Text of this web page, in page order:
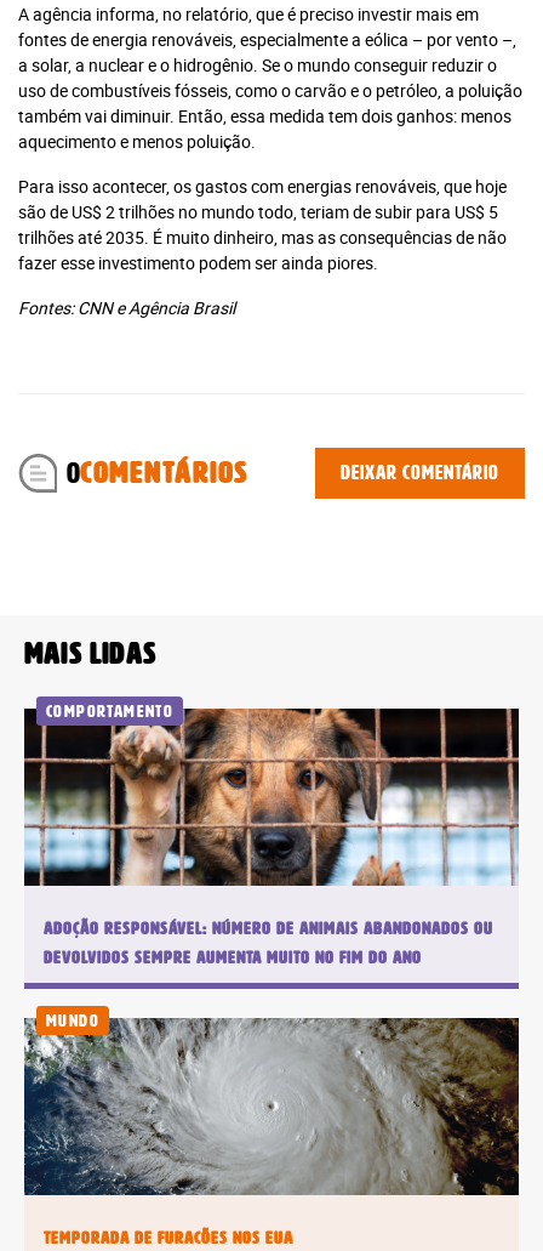
A agência informa, no relatório, que é preciso investir mais em
fontes de energia renováveis, especialmente a eólica – por vento –,
a solar, a nuclear e o hidrogênio. Se o mundo conseguir reduzir o
uso de combustíveis fósseis, como o carvão e o petróleo, a poluição
também vai diminuir. Então, essa medida tem dois ganhos: menos
aquecimento e menos poluição.
Para isso acontecer, os gastos com energias renováveis, que hoje
são de US$ 2 trilhões no mundo todo, teriam de subir para US$ 5
trilhões até 2035. É muito dinheiro, mas as consequências de não
fazer esse investimento podem ser ainda piores.
Fontes: CNN e Agência Brasil
0COMENTÁRIOS Deixar comentário
Mais lidas
Comportamento
Adoção responsável: número de animais abandonados ou
devolvidos sempre aumenta muito no fim do ano
Mundo
Temporada de furacões nos EUA
Notícia.
Recomendado
Jornal
Impresso +
Portal +
Leia Mais
Plano anual:
R$ 280.00 ou
10x R$ 28,00
Jornal
Impresso +
Plano anual:
R$ 240.00 ou
Digital
Plano anual: R$ 180.00 ou 10x R$
18,00